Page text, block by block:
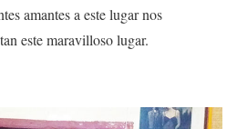
amantes a este lugar nos
este maravilloso lugar.